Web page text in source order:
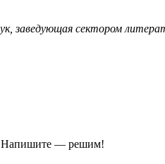
заведующая сектором
Напишите — решим!